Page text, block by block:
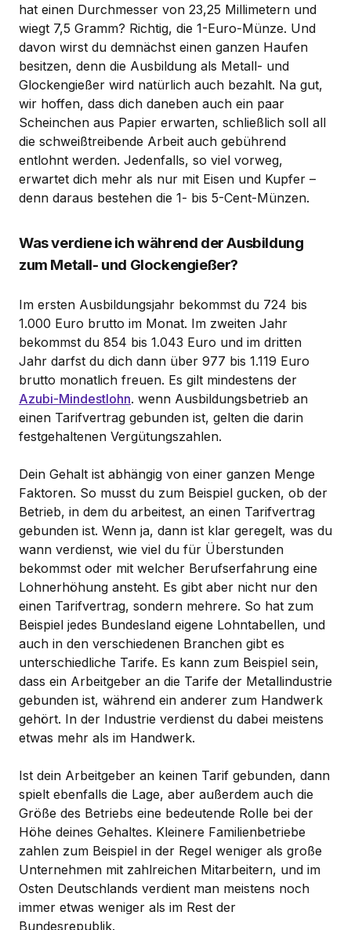
hat einen Durchmesser von 23,25 Millimetern und
wiegt 7,5 Gramm? Richtig, die 1-Euro-Münze. Und
davon wirst du demnächst einen ganzen Haufen
besitzen, denn die Ausbildung als Metall- und
Glockengießer wird natürlich auch bezahlt. Na gut,
wir hoffen, dass dich daneben auch ein paar
Scheinchen aus Papier erwarten, schließlich soll all
die schweißtreibende Arbeit auch gebührend
entlohnt werden. Jedenfalls, so viel vorweg,
erwartet dich mehr als nur mit Eisen und Kupfer –
denn daraus bestehen die 1- bis 5-Cent-Münzen.
Was verdiene ich während der Ausbildung
zum Metall- und Glockengießer?
Im ersten Ausbildungsjahr bekommst du 724 bis
1.000 Euro brutto im Monat. Im zweiten Jahr
bekommst du 854 bis 1.043 Euro und im dritten
Jahr darfst du dich dann über 977 bis 1.119 Euro
brutto monatlich freuen. Es gilt mindestens der
Azubi-Mindestlohn. wenn Ausbildungsbetrieb an
einen Tarifvertrag gebunden ist, gelten die darin
festgehaltenen Vergütungszahlen.
Dein Gehalt ist abhängig von einer ganzen Menge
Faktoren. So musst du zum Beispiel gucken, ob der
Betrieb, in dem du arbeitest, an einen Tarifvertrag
gebunden ist. Wenn ja, dann ist klar geregelt, was du
wann verdienst, wie viel du für Überstunden
bekommst oder mit welcher Berufserfahrung eine
Lohnerhöhung ansteht. Es gibt aber nicht nur den
einen Tarifvertrag, sondern mehrere. So hat zum
Beispiel jedes Bundesland eigene Lohntabellen, und
auch in den verschiedenen Branchen gibt es
unterschiedliche Tarife. Es kann zum Beispiel sein,
dass ein Arbeitgeber an die Tarife der Metallindustrie
gebunden ist, während ein anderer zum Handwerk
gehört. In der Industrie verdienst du dabei meistens
etwas mehr als im Handwerk.
Ist dein Arbeitgeber an keinen Tarif gebunden, dann
spielt ebenfalls die Lage, aber außerdem auch die
Größe des Betriebs eine bedeutende Rolle bei der
Höhe deines Gehaltes. Kleinere Familienbetriebe
zahlen zum Beispiel in der Regel weniger als große
Unternehmen mit zahlreichen Mitarbeitern, und im
Osten Deutschlands verdient man meistens noch
immer etwas weniger als im Rest der
Bundesrepublik.